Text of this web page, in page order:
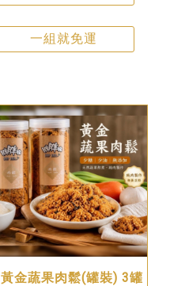
一組就免運
黃金蔬果肉鬆(罐裝) 3罐